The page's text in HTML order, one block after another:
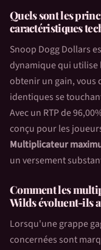
Quels sont les
caractéristiques
Snoop Dogg Dollars
dynamique qui utilise
obtenir un gain, vous
identiques se
Avec un RTP de
conçu pour les
Multiplicateur
un versement
Comment les
Wilds évoluent-ils
Lorsqu'une grappe
concernées sont